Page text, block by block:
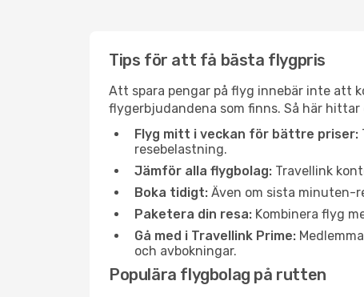
Tips för att få bästa flygpris
Att spara pengar på flyg innebär inte att
flygerbjudandena som finns. Så här
Flyg mitt i veckan för bättre priser:
resebelastning.
Jämför alla flygbolag: Travellink
Boka tidigt: Även om sista minuten-
Paketera din resa: Kombinera flyg
Gå med i Travellink Prime:
och avbokningar.
Populära flygbolag på rutten